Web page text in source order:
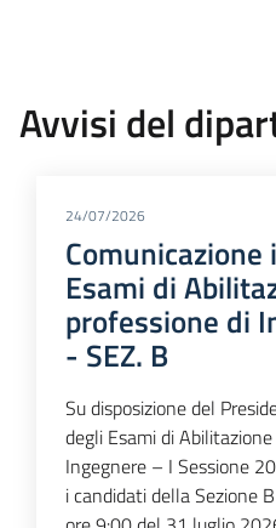
Avvisi del
24/07/2026
Esami di
professione di
- SEZ. B
Su disposizione del
degli Esami di
Ingegnere – I Sessione
i candidati della Sezione